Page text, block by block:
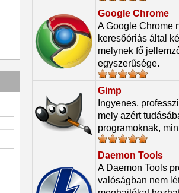
Google Chrome
A Google Chrome
keresőóriás által
melynek fő
egyszerűsége.
Gimp
Ingyenes,
mely azért
programoknak,
Daemon Tools
A Daemon Tools
valóságban nem